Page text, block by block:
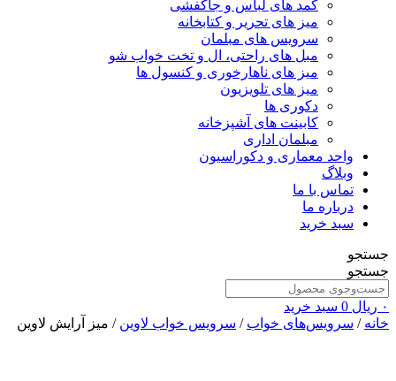
کمد های لباس و جاکفشی
میز های تحریر و کتابخانه
سرویس های مبلمان
مبل های راحتی، ال و تخت خواب شو
میز های ناهارخوری و کنسول ها
میز های تلویزیون
دکوری ها
کابینت های آشپزخانه
مبلمان اداری
واحد معماری و دکوراسیون
وبلاگ
تماس با ما
درباره ما
سبد خرید
جستجو
جستجو
۰ ریال 0 سبد خرید
خانه / سرویس‌های خواب / سرویس خواب لاوین / میز آرایش لاوین